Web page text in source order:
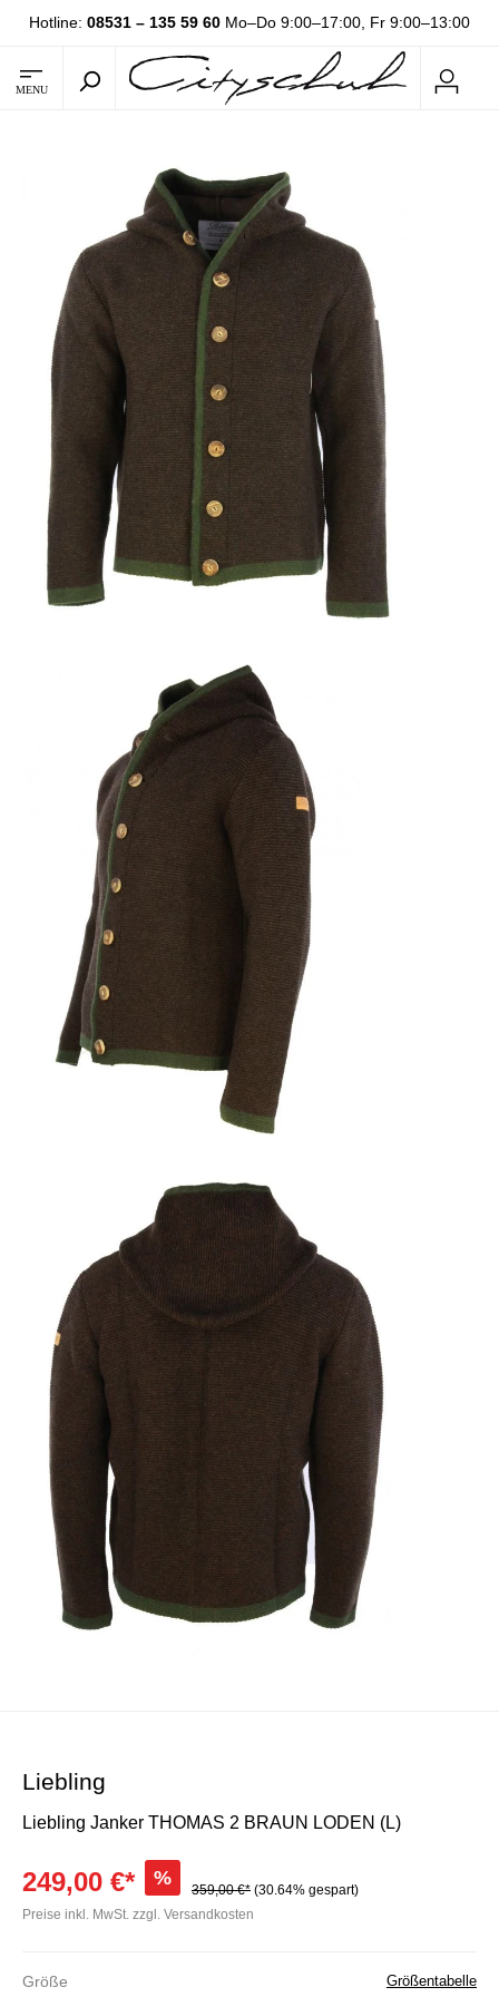
Hotline: 08531 – 135 59 60 Mo–Do 9:00–17:00, Fr 9:00–13:00
MENU
Liebling
Liebling Janker THOMAS 2 BRAUN LODEN (L)
249,00 €* %
359,00 €* (30.64% gespart)
Preise inkl. MwSt. zzgl. Versandkosten
Größe Größentabelle